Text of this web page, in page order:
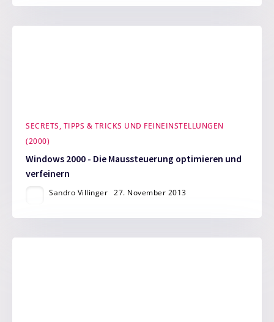
SECRETS, TIPPS & TRICKS UND FEINEINSTELLUNGEN
(2000)
Windows 2000 - Die Maussteuerung optimieren und
verfeinern
Sandro Villinger 27. November 2013